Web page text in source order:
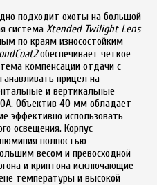
подходит охоты на большой
система Xtended Twilight Lens
по краям износостойким
обеспечивает четкое
компенсации отдачи с
прицел на
и вертикальные
Объектив 40 мм обладает
эффективно использовать
освещения. Корпус
полностью
весом и превосходной
и криптона исключающие
температуры и высокой